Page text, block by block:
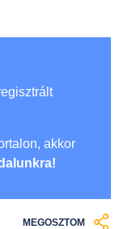
akkor
MEGOSZTOM